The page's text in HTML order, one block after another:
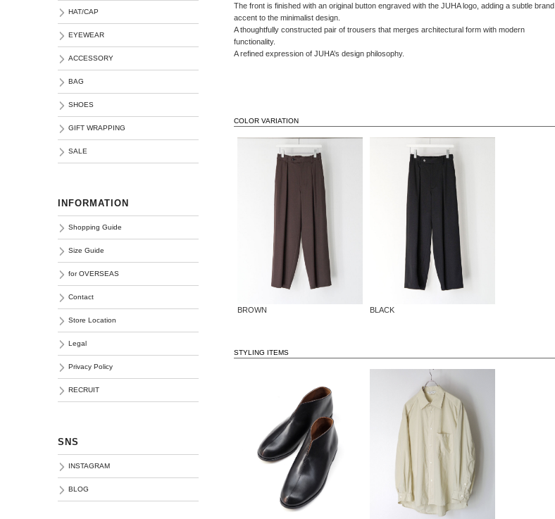
The front is finished with an original button engraved with the JUHA logo, adding a subtle brand
accent to the minimalist design.
A thoughtfully constructed pair of trousers that merges architectural form with modern
functionality.
A refined expression of JUHA’s design philosophy.
COLOR VARIATION
BROWN BLACK
STYLING ITEMS
HAT/CAP
EYEWEAR
ACCESSORY
BAG
SHOES
GIFT WRAPPING
SALE
INFORMATION
Shopping Guide
Size Guide
for OVERSEAS
Contact
Store Location
Legal
Privacy Policy
RECRUIT
SNS
INSTAGRAM
BLOG